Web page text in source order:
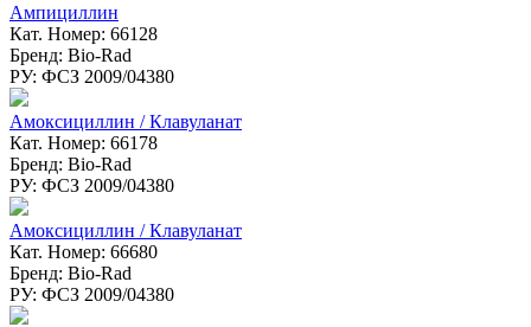
Ампициллин
Кат. Номер: 66128
Бренд: Bio-Rad
РУ: ФСЗ 2009/04380
Амоксициллин / Клавуланат
Кат. Номер: 66178
Бренд: Bio-Rad
РУ: ФСЗ 2009/04380
Амоксициллин / Клавуланат
Кат. Номер: 66680
Бренд: Bio-Rad
РУ: ФСЗ 2009/04380